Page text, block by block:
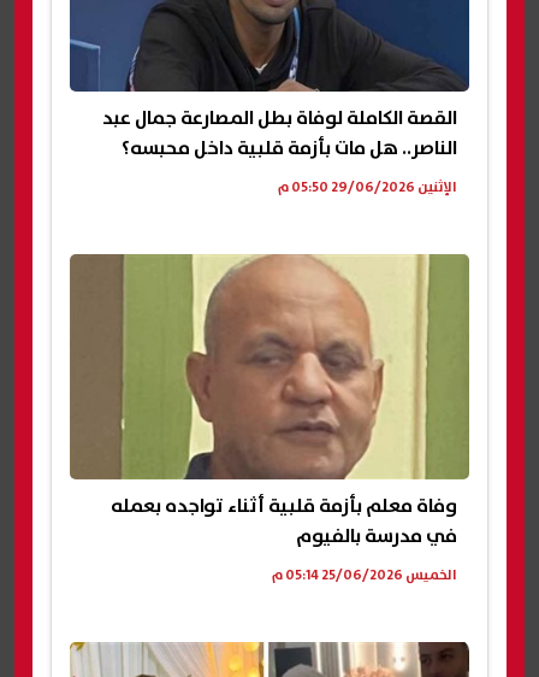
القصة الكاملة لوفاة بطل المصارعة جمال عبد
الناصر.. هل مات بأزمة قلبية داخل محبسه؟
الإثنين 29/06/2026 05:50 م
وفاة معلم بأزمة قلبية أثناء تواجده بعمله
في مدرسة بالفيوم
الخميس 25/06/2026 05:14 م